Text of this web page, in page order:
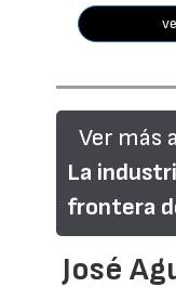
Ver más
La
frontera
José